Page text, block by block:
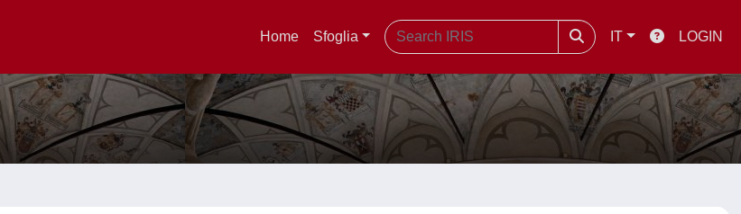
Home Sfoglia IT LOGIN